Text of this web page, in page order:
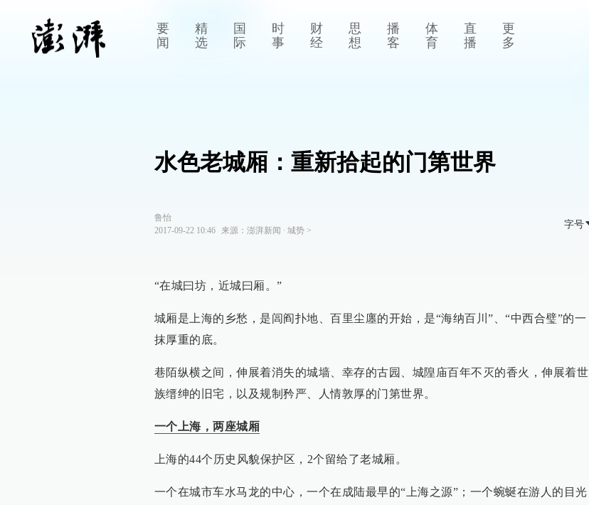
要
闻
精
选
国
际
时
事
财
经
思
想
播
客
体
育
直
播
更
多
水色老城厢：重新拾起的门第世界
鲁怡
2017-09-22 10:46
来源： 澎湃新闻 ∙ 城势>
字号
“在城曰坊，近城曰厢。”
城厢是上海的乡愁，是闾阎扑地、百里尘廛的开始，是“海纳百川”、“中西合璧”的一
抹厚重的底。
巷陌纵横之间，伸展着消失的城墙、幸存的古园、城隍庙百年不灭的香火，伸展着世
族缙绅的旧宅，以及规制矜严、人情敦厚的门第世界。
一个上海，两座城厢
上海的44个历史风貌保护区，2个留给了老城厢。
一个在城市车水马龙的中心，一个在成陆最早的“上海之源”；一个蜿蜒在游人的目光